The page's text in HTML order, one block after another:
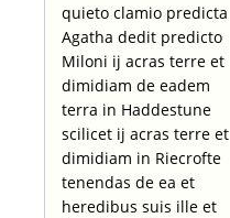
quieto clamio predicta
Agatha dedit predicto
Miloni ij acras terre et
dimidiam de eadem
terra in Haddestune
scilicet ij acras terre et
dimidiam in Riecrofte
tenendas de ea et
heredibus suis ille et